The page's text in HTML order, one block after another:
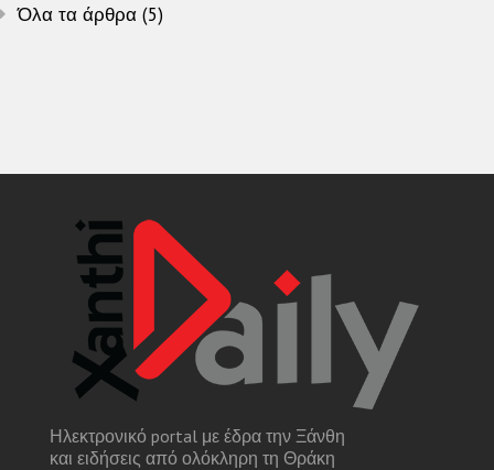
Όλα τα άρθρα (5)
Ηλεκτρονικό portal με έδρα την Ξάνθη
και ειδήσεις από ολόκληρη τη Θράκη